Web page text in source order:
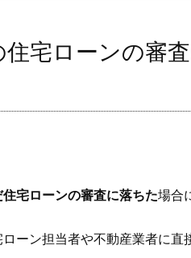
宅ローンの審
宅ローンの審査に落ちた場合
ーン担当者や不動産業者に直